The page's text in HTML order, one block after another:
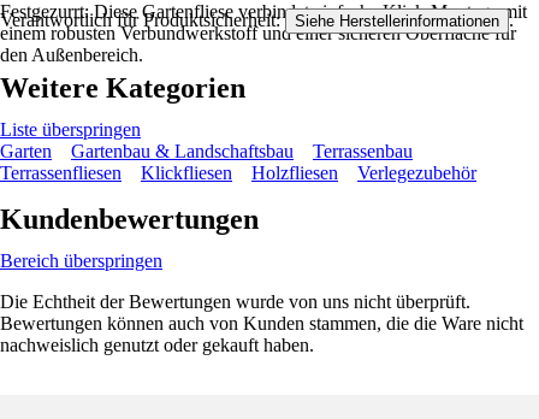
Festgezurrt: Diese Gartenfliese verbindet einfache Klick-Montage mit
einem robusten Verbundwerkstoff und einer sicheren Oberfläche für
den Außenbereich.
Verantwortlich für Produktsicherheit: Siehe Herstellerinformationen .
Weitere Kategorien
Liste überspringen
Garten
Gartenbau & Landschaftsbau
Terrassenbau
Terrassenfliesen
Klickfliesen Holzfliesen Verlegezubehör
Kundenbewertungen
Bereich überspringen
Die Echtheit der Bewertungen wurde von uns nicht überprüft.
Bewertungen können auch von Kunden stammen, die die Ware nicht
nachweislich genutzt oder gekauft haben.